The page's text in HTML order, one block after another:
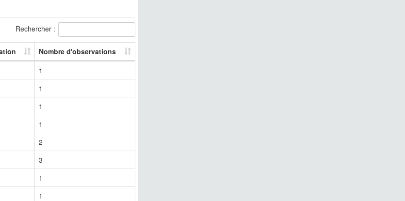
Rechercher :
Nombre d'observations
1
1
1
1
2
3
1
1